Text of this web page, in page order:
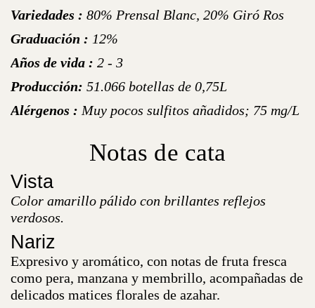
Variedades : 80% Prensal Blanc, 20% Giró Ros
Graduación : 12%
Años de vida : 2 - 3
Producción: 51.066 botellas de 0,75L
Alérgenos : Muy pocos sulfitos añadidos; 75 mg/L
Notas de cata
Vista
Color amarillo pálido con brillantes reflejos
verdosos.
Nariz
Expresivo y aromático, con notas de fruta fresca
como pera, manzana y membrillo, acompañadas de
delicados matices florales de azahar.